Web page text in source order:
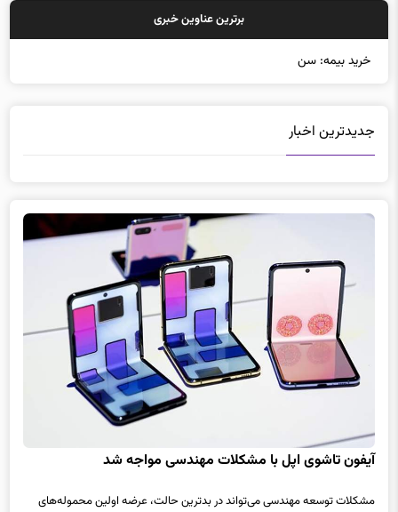
برترین عناوین خبری
خرید بیمه: سنتی یا آنلاین؟ کدا
جدیدترین اخبار
آیفون تاشوی اپل با مشکلات مهندسی مواجه شد
مشکلات توسعه مهندسی می‌تواند در بدترین حالت، عرضه اولین محموله‌های